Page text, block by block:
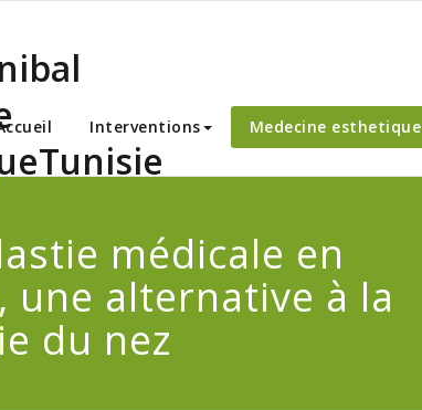
Interventions Medecine esthetique
médicale en
une alternative à la
du nez